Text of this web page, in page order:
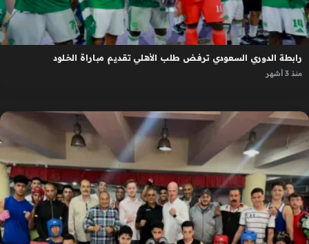
رابطة الدوري السعودي ترفض طلب الأهلي تقديم مباراة الخلود
منذ 3 أشهر